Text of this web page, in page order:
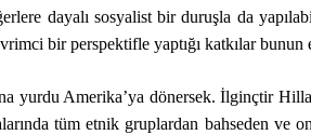
dayalı sosyalist bir duruşla da
bir perspektifle yaptığı katkılar bunun
yurdu Amerika’ya dönersek. İlginçtir
tüm etnik gruplardan bahseden ve